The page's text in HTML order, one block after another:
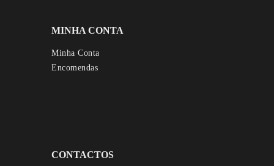
MINHA CONTA
Minha Conta
Encomendas
CONTACTOS